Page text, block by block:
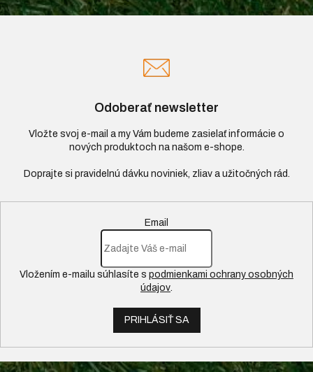
Odoberať newsletter
Vložte svoj e-mail a my Vám budeme zasielať informácie o
nových produktoch na našom e-shope.
Email
Vložením e-mailu súhlasíte s podmienkami ochrany osobných
údajov.
PRIHLÁSIŤ SA